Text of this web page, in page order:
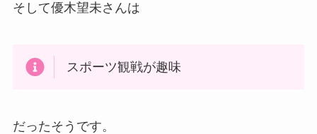
そして優木望未さんは
スポーツ観戦が趣味
だったそうです。